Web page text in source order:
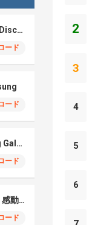
Samsung S26 – Moon Discovery
ード
ード
Xylophonic – Samsung Galaxy S26 Ultra
ード
Samsung Galaxy S25 – 感動のセンセーション
ード
2
3
4
5
6